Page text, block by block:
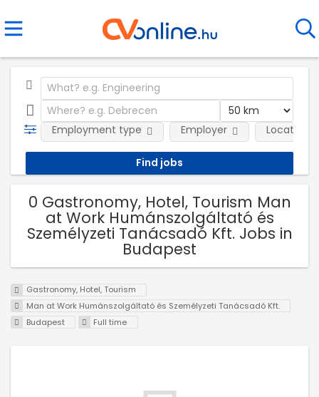
Employment type Employer Location
0 Gastronomy, Hotel, Tourism Man
at Work Humánszolgáltató és
Személyzeti Tanácsadó Kft. Jobs in
Budapest
Gastronomy, Hotel, Tourism
Man at Work Humánszolgáltató és Személyzeti Tanácsadó Kft.
Budapest
Full time